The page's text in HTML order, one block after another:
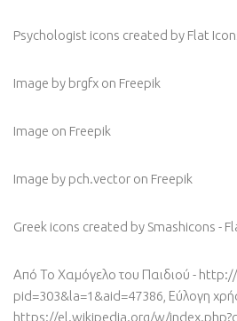
Psychologist icons created by Flat
Image by brgfx on Freepik
Image on Freepik
Image by pch.vector on Freepik
Greek icons created by Smashicons -
Από Το Χαμόγελο του Παιδιού -
pid=303&la=1&aid=47386, Εύλογη
https://el.wikipedia.org/w/